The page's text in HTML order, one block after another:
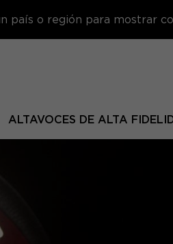
país o región para mostrar
ALTAVOCES DE ALTA